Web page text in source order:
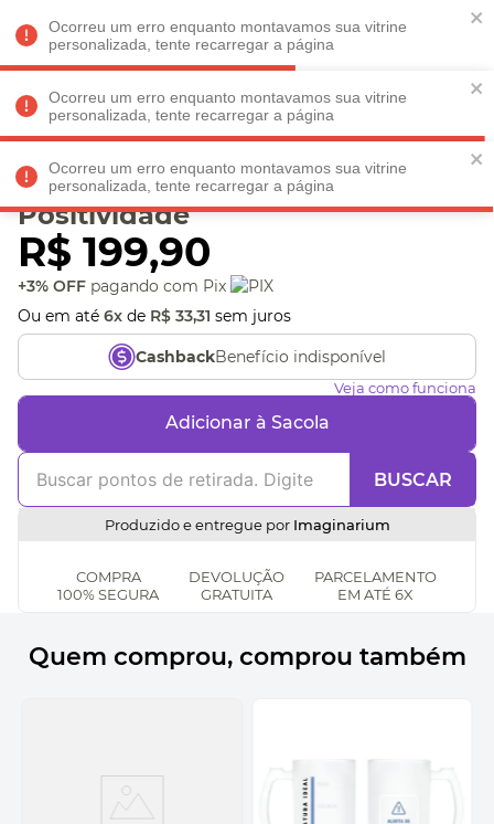
Ocorreu um erro enquanto montavamos sua vitrine
personalizada, tente recarregar a página
Ocorreu um erro enquanto montavamos sua vitrine
personalizada, tente recarregar a página
Ocorreu um erro enquanto montavamos sua vitrine
personalizada, tente recarregar a página
Faltam REGULAMENTO
Veja produtos perto de você! Informe seu CEP
Garrafa Térmica Estampa
Positividade
R$ 199,90
+3% OFF pagando com Pix
Ou em até 6x de R$ 33,31 sem juros
CashbackBenefício indisponível
Veja como funciona
Adicionar à Sacola
BUSCAR
Produzido e entregue por Imaginarium
COMPRA
100% SEGURA
DEVOLUÇÃO
GRATUITA
PARCELAMENTO
EM ATÉ 6X
Quem comprou, comprou também